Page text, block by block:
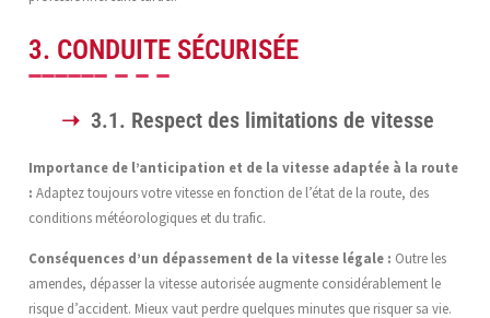
3. CONDUITE SÉCURISÉE
3.1. Respect des limitations de vitesse
Importance de l’anticipation et de la vitesse adaptée à la route
: Adaptez toujours votre vitesse en fonction de l’état de la route, des
conditions météorologiques et du trafic.
Conséquences d’un dépassement de la vitesse légale : Outre les
amendes, dépasser la vitesse autorisée augmente considérablement le
risque d’accident. Mieux vaut perdre quelques minutes que risquer sa vie.